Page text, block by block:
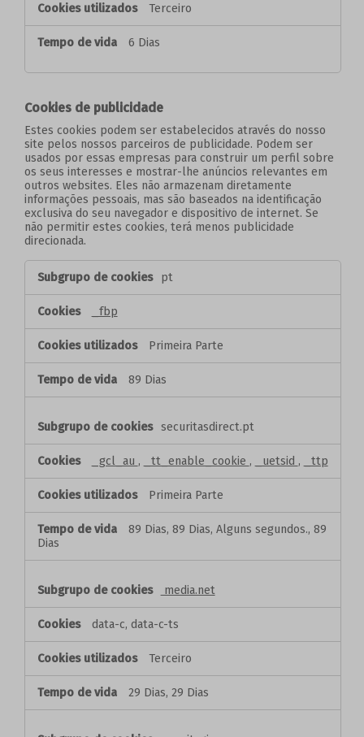
Terceiro
6 Dias
Cookies de publicidade
Estes cookies podem ser estabelecidos através do nosso
site pelos nossos parceiros de publicidade. Podem ser
usados por essas empresas para construir um perfil sobre
os seus interesses e mostrar-lhe anúncios relevantes em
outros websites. Eles não armazenam diretamente
informações pessoais, mas são baseados na identificação
exclusiva do seu navegador e dispositivo de internet. Se
não permitir estes cookies, terá menos publicidade
direcionada.
Cookies
de
publicidade
pt
_fbp
Primeira Parte
89 Dias
securitasdirect.pt
_gcl_au , _tt_enable_cookie , _uetsid , _ttp
Primeira Parte
89 Dias, 89 Dias, Alguns segundos., 89
Dias
media.net
data-c, data-c-ts
Terceiro
29 Dias, 29 Dias